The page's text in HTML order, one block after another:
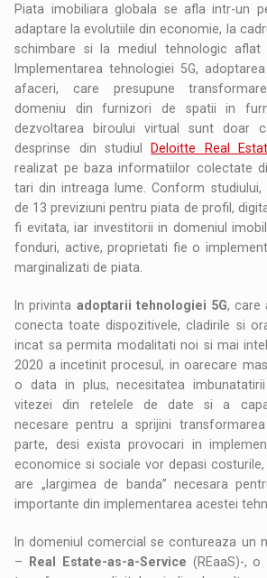
Piata imobiliara globala se afla intr-un
adaptare la evolutiile din economie, la
schimbare si la mediul tehnologic aflat
Implementarea tehnologiei 5G,
afaceri, care presupune
domeniu din furnizori de spatii in
dezvoltarea biroului virtual sunt doar
desprinse din studiul
Deloitte Real
realizat pe baza informatiilor colectate
tari din intreaga lume. Conform
de 13 previziuni pentru piata de profil,
fi evitata, iar investitorii in domeniul
fonduri, active, proprietati fie o
marginalizati de piata.
In privinta adoptarii tehnologiei 5G, care
conecta toate dispozitivele, cladirile si
incat sa permita modalitati noi si mai
2020 a incetinit procesul, in oarecare
o data in plus, necesitatea
vitezei din retelele de date si a
necesare pentru a sprijini
parte, desi exista provocari in
economice si sociale vor depasi
are „largimea de banda” necesara
importante din implementarea acestei
In domeniul comercial se contureaza un
–
Real Estate-as-a-Service (REaaS)-,